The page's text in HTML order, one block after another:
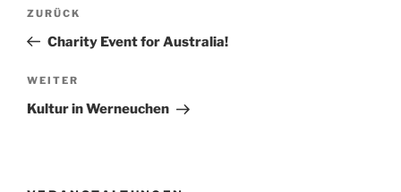
Vorheriger
Beitrag
ZURÜCK
Charity Event for Australia!
Nächster
Beitrag
WEITER
Kultur in Werneuchen